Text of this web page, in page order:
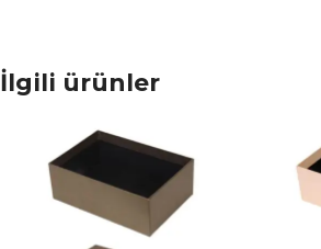
İlgili ürünler